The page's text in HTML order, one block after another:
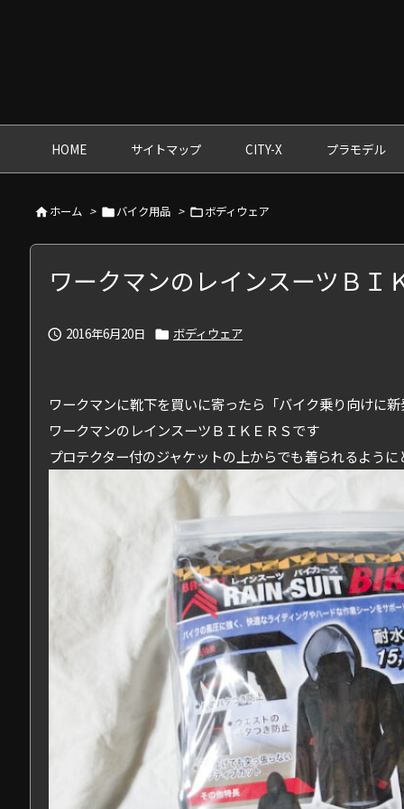
HOME サイトマップ CITY-X プラモデル
ホーム > バイク用品 > ボディウェア
ワークマンのレインスーツＢＩ
 2016年6月20日  ボディウェア
ワークマンに靴下を買いに寄ったら「バイク乗り向けに
ワークマンのレインスーツＢＩＫＥＲＳです
プロテクター付のジャケットの上からでも着られるよう